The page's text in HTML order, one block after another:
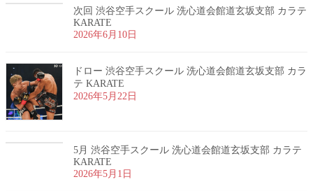
次回 渋谷空手スクール 洗心道会館道玄坂支部 カラテ
KARATE
2026年6月10日
ドロー 渋谷空手スクール 洗心道会館道玄坂支部 カラ
テ KARATE
2026年5月22日
5月 渋谷空手スクール 洗心道会館道玄坂支部 カラテ
KARATE
2026年5月1日